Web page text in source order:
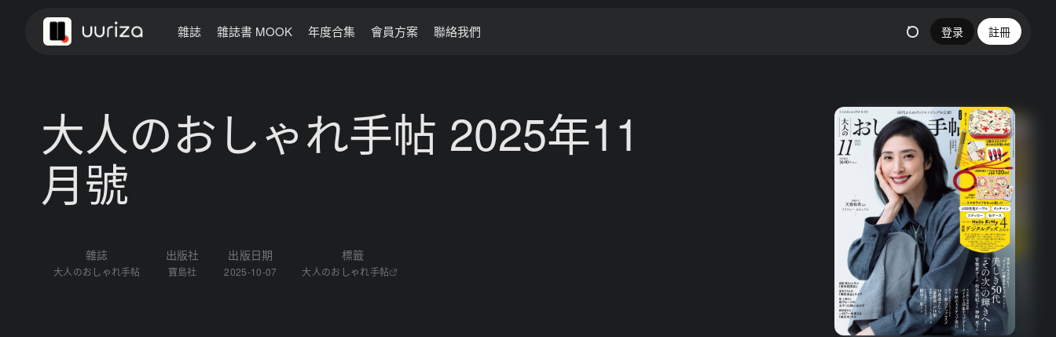
雜誌 雜誌書 MOOK 年度合集 會員方案 聯絡我們 登录 註冊
大人のおしゃれ手帖 2025年11
月號
雜誌
大人のおしゃれ手帖
出版社
寶島社
出版日期
2025-10-07
標籤
大人のおしゃれ手帖